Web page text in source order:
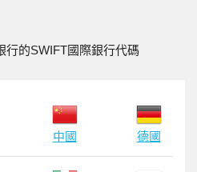
行的SWIFT國際銀行代碼
中國 德國